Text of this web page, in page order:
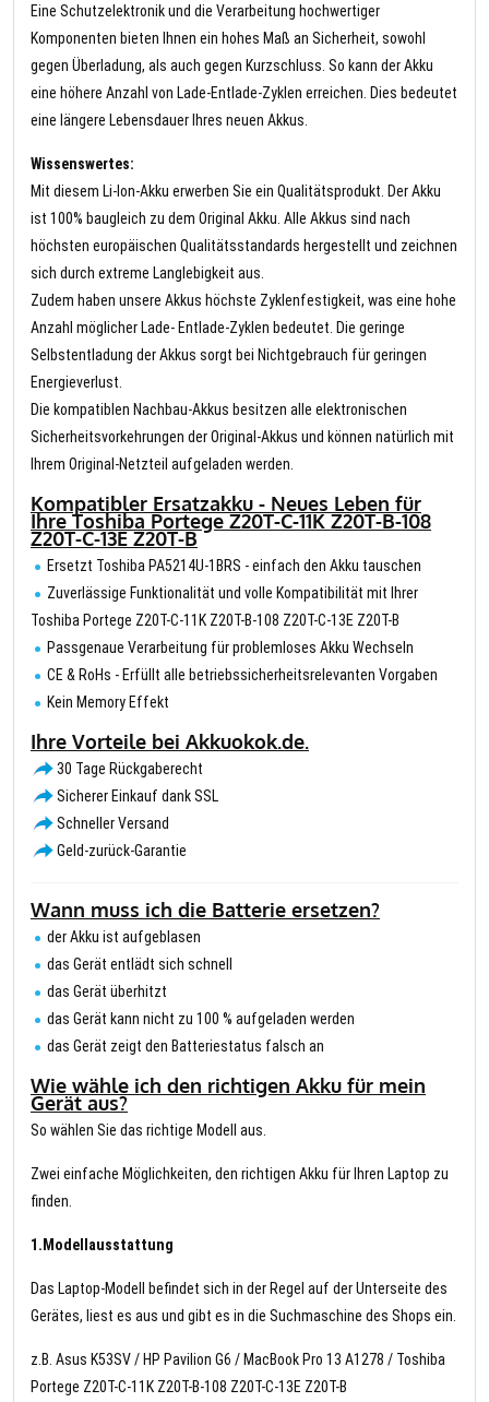
Eine Schutzelektronik und die Verarbeitung hochwertiger
Komponenten bieten Ihnen ein hohes Maß an Sicherheit, sowohl
gegen Überladung, als auch gegen Kurzschluss. So kann der Akku
eine höhere Anzahl von Lade-Entlade-Zyklen erreichen. Dies bedeutet
eine längere Lebensdauer Ihres neuen Akkus.
Wissenswertes:
Mit diesem Li-Ion-Akku erwerben Sie ein Qualitätsprodukt. Der Akku
ist 100% baugleich zu dem Original Akku. Alle Akkus sind nach
höchsten europäischen Qualitätsstandards hergestellt und zeichnen
sich durch extreme Langlebigkeit aus.
Zudem haben unsere Akkus höchste Zyklenfestigkeit, was eine hohe
Anzahl möglicher Lade- Entlade-Zyklen bedeutet. Die geringe
Selbstentladung der Akkus sorgt bei Nichtgebrauch für geringen
Energieverlust.
Die kompatiblen Nachbau-Akkus besitzen alle elektronischen
Sicherheitsvorkehrungen der Original-Akkus und können natürlich mit
Ihrem Original-Netzteil aufgeladen werden.
Kompatibler Ersatzakku - Neues Leben für
Ihre Toshiba Portege Z20T-C-11K Z20T-B-108
Z20T-C-13E Z20T-B
Ersetzt Toshiba PA5214U-1BRS - einfach den Akku tauschen
Zuverlässige Funktionalität und volle Kompatibilität mit Ihrer
Toshiba Portege Z20T-C-11K Z20T-B-108 Z20T-C-13E Z20T-B
Passgenaue Verarbeitung für problemloses Akku Wechseln
CE & RoHs - Erfüllt alle betriebssicherheitsrelevanten Vorgaben
Kein Memory Effekt
Ihre Vorteile bei Akkuokok.de.
30 Tage Rückgaberecht
Sicherer Einkauf dank SSL
Schneller Versand
Geld-zurück-Garantie
Wann muss ich die Batterie ersetzen?
der Akku ist aufgeblasen
das Gerät entlädt sich schnell
das Gerät überhitzt
das Gerät kann nicht zu 100 % aufgeladen werden
das Gerät zeigt den Batteriestatus falsch an
Wie wähle ich den richtigen Akku für mein
Gerät aus?
So wählen Sie das richtige Modell aus.
Zwei einfache Möglichkeiten, den richtigen Akku für Ihren Laptop zu
finden.
1.Modellausstattung
Das Laptop-Modell befindet sich in der Regel auf der Unterseite des
Gerätes, liest es aus und gibt es in die Suchmaschine des Shops ein.
z.B. Asus K53SV / HP Pavilion G6 / MacBook Pro 13 A1278 / Toshiba
Portege Z20T-C-11K Z20T-B-108 Z20T-C-13E Z20T-B